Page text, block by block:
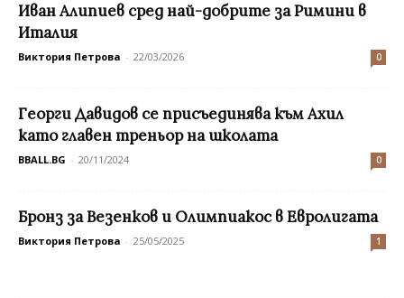
Иван Алипиев сред най-добрите за Римини в
Италия
Виктория Петрова - 22/03/2026 0
Георги Давидов се присъединява към Ахил
като главен треньор на школата
BBALL.BG - 20/11/2024 0
Бронз за Везенков и Олимпиакос в Евролигата
Виктория Петрова - 25/05/2025 1